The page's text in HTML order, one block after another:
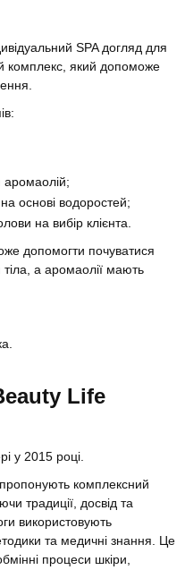
SPA догляд для
комплекс, який допоможе
аромаолій;
основі водоростей;
на вибір клієнта.
допомогти почуватися
а аромаолії мають
Life
у 2015 році.
пропонують комплексний
традиції, досвід та
використовують
та медичні знання. Це
процеси шкіри,